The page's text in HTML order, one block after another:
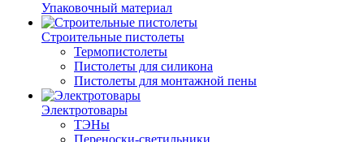
Упаковочный материал
Строительные пистолеты
Термопистолеты
Пистолеты для силикона
Пистолеты для монтажной пены
Электротовары
ТЭНы
Переноски-светильники